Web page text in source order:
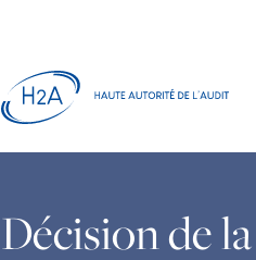
Décision de la